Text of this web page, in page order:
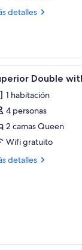
detalles
de alta calidad y
4 Double
1 habitación
4 personas
2 camas Queen
Wifi gratuito
detalles